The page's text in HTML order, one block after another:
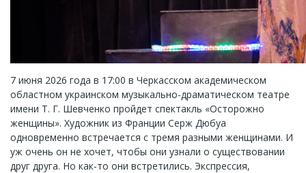
7 июня 2026 года в 17:00 в Черкасском академическом
областном украинском музыкально-драматическом театре
имени Т. Г. Шевченко пройдет спектакль «Осторожно
женщины». Художник из Франции Серж Дюбуа
одновременно встречается с тремя разными женщинами. И
уж очень он не хочет, чтобы они узнали о существовании
друг друга. Но как-то они встретились. Экспрессия,